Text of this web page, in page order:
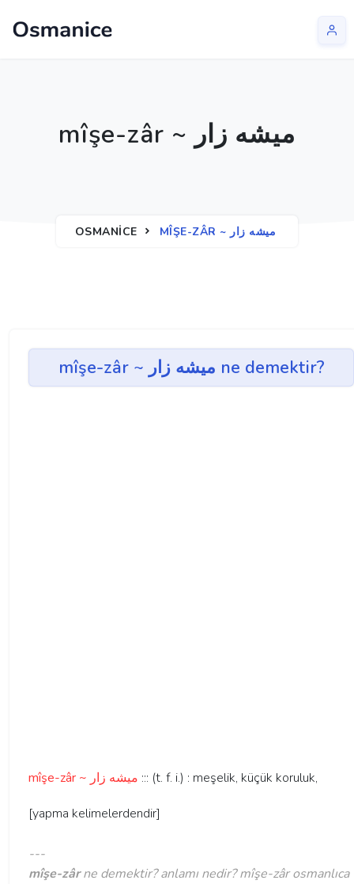
mîşe-zâr ~ ميشه زار
OSMANICE MÎŞE-ZÂR ~ ميشه زار
mîşe-zâr ~ ميشه زار ne demektir?
mîşe-zâr ~ ميشه زار ::: (t. f. i.) : meşelik, küçük koruluk,
[yapma kelimelerdendir]
---
mîşe-zârne demektir? anlamı nedir? mîşe-zâr osmanlıca